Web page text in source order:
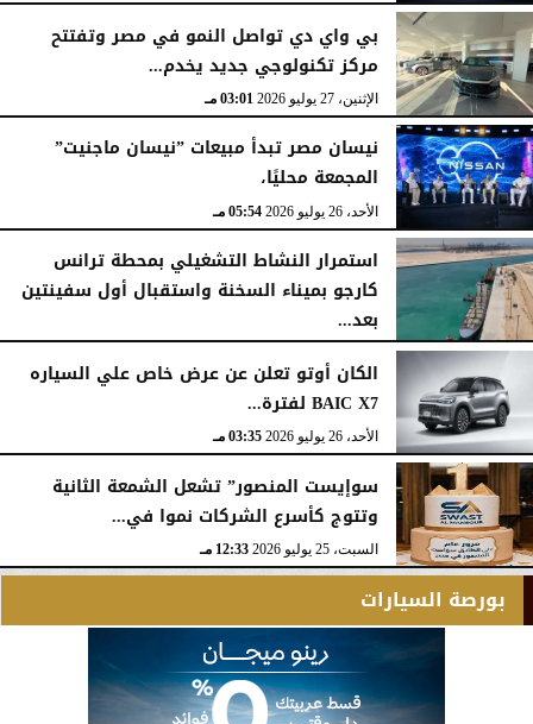
الثلاثاء، 28 يوليو 2026 12:28 مـ
بي واي دي تواصل النمو في مصر وتفتتح
مركز تكنولوجي جديد يخدم...
الإثنين، 27 يوليو 2026 03:01 مـ
نيسان مصر تبدأ مبيعات ”نيسان ماجنيت”
المجمعة محليًا،
الأحد، 26 يوليو 2026 05:54 مـ
استمرار النشاط التشغيلي بمحطة ترانس
كارجو بميناء السخنة واستقبال أول سفينتين
بعد...
الأحد، 26 يوليو 2026 05:52 مـ
الكان أوتو تعلن عن عرض خاص علي السياره
BAIC X7 لفترة...
الأحد، 26 يوليو 2026 03:35 مـ
سوإيست المنصور” تشعل الشمعة الثانية
وتتوج كأسرع الشركات نموا في...
السبت، 25 يوليو 2026 12:33 مـ
بورصة السيارات